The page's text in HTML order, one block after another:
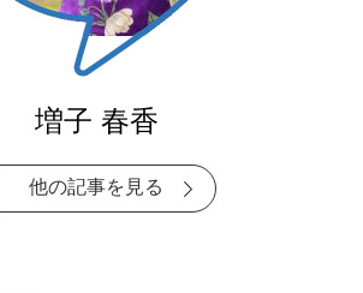
増子 春香
他の記事を見る